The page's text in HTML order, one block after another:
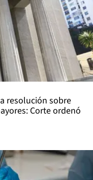
resolución sobre
Corte ordenó